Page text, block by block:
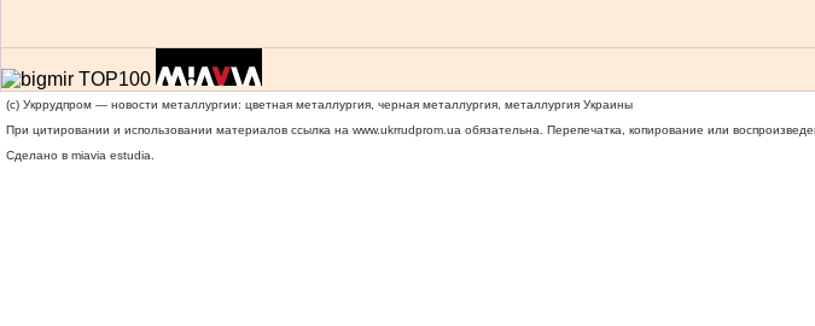
(c) Укррудпром — новости металлургии: цветная металлургия, черная металлургия, металлургия Украины
При цитировании и использовании материалов ссылка на www.ukrrudprom.ua обязательна. Перепечатка, копирование или
Сделано в miavia estudia.